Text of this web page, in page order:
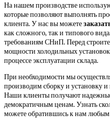
На нашем производстве
которые позволяют выполнять
клиента. У нас вы можете
как сложного, так и типового
требованиям СНиП. Перед
мощности холодильных
процессе эксплуатации склада.
При необходимости мы
производим сборку и установку
Наши клиенты получают
демократичным ценам. Узнать
можете обратившись к нам